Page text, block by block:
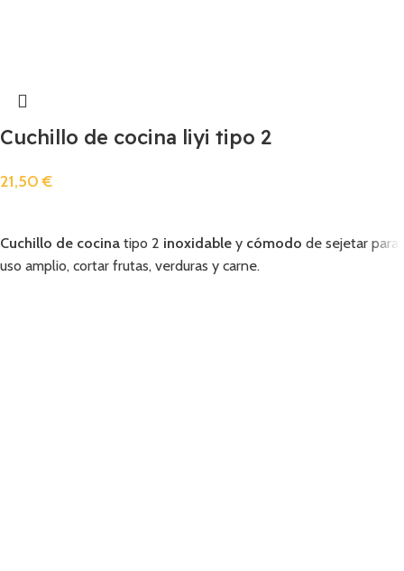
Cuchillo de cocina liyi tipo 2
21,50€
Cuchillo de cocina tipo 2 inoxidable y cómodo de sejetar para
uso amplio, cortar frutas, verduras y carne.